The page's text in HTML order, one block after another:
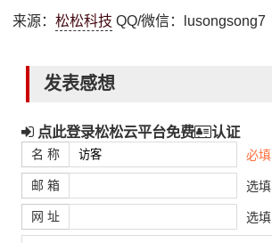
来源：松松科技 QQ/微信：lusongsong7
发表感想
点此登录松松云平台免费 认证
名 称 必填
邮 箱 选填
网 址 选填